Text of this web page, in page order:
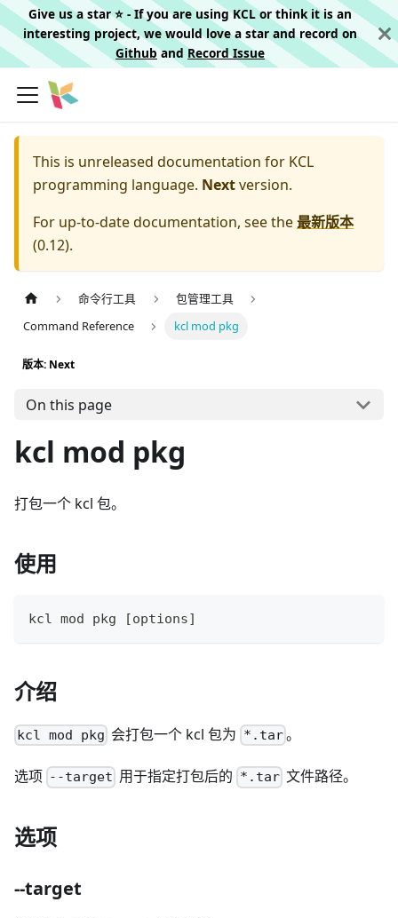
Give us a star ⭐️ - If you are using KCL or think it is an
interesting project, we would love a star and record on
Githuband Record Issue
This is unreleased documentation for KCL
programming language. Nextversion.
For up-to-date documentation, see the最新版本
(0.12).
命令行工具
包管理工具
Command Reference
kcl mod pkg
版本: Next
On this page
kcl mod pkg
打包一个 kcl 包。
使用
kcl mod pkg [options]
介绍
kcl mod pkg 会打包一个 kcl 包为 *.tar。
选项 --target 用于指定打包后的 *.tar文件路径。
选项
--target